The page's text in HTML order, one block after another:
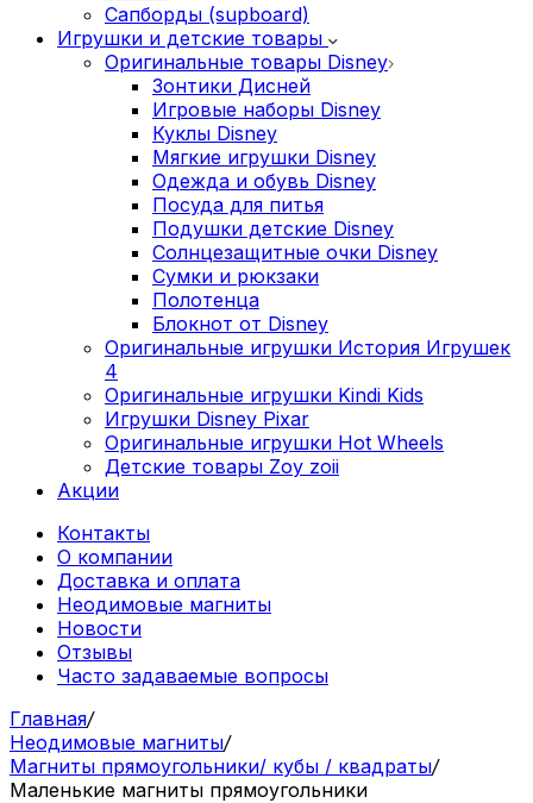
Сапборды (supboard)
Игрушки и детские товары
Оригинальные товары Disney
Зонтики Дисней
Игровые наборы Disney
Куклы Disney
Мягкие игрушки Disney
Одежда и обувь Disney
Посуда для питья
Подушки детские Disney
Cолнцезащитные очки Disney
Сумки и рюкзаки
Полотенца
Блокнот от Disney
Оригинальные игрушки История Игрушек
4
Оригинальные игрушки Kindi Kids
Игрушки Disney Pixar
Оригинальные игрушки Hot Wheels
Детские товары Zoy zoii
Акции
Контакты
О компании
Доставка и оплата
Неодимовые магниты
Новости
Отзывы
Часто задаваемые вопросы
Главная/
Неодимовые магниты/
Магниты прямоугольники/ кубы / квадраты/
Маленькие магниты прямоугольники